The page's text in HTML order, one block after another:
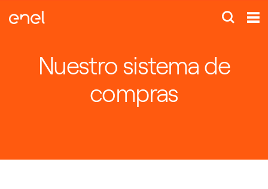
Nuestro sistema de
compras